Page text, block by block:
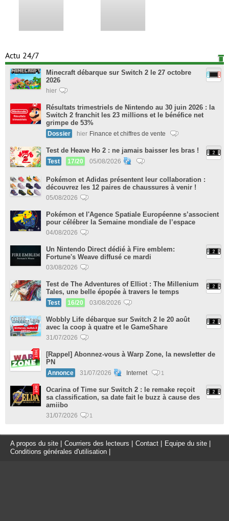
Actu 24/7
Minecraft débarque sur Switch 2 le 27 octobre
2026
hier
Résultats trimestriels de Nintendo au 30 juin 2026 : la
Switch 2 franchit les 23 millions et le bénéfice net
grimpe de 53%
Dossier hier Finance et chiffres de vente
Test de Heave Ho 2 : ne jamais baisser les bras !
Test 17/20 05/08/2026
Pokémon et Adidas présentent leur collaboration :
découvrez les 12 paires de chaussures à venir !
05/08/2026
Pokémon et l'Agence Spatiale Européenne s’associent
pour célébrer la Semaine mondiale de l’espace
04/08/2026
Un Nintendo Direct dédié à Fire emblem:
Fortune's Weave diffusé ce mardi
03/08/2026
Test de The Adventures of Elliot : The Millenium
Tales, une belle épopée à travers le temps
Test 16/20 03/08/2026
Wobbly Life débarque sur Switch 2 le 20 août
avec la coop à quatre et le GameShare
31/07/2026
[Rappel] Abonnez-vous à Warp Zone, la newsletter de
PN
Annonce 31/07/2026 Internet 1
Ocarina of Time sur Switch 2 : le remake reçoit
sa classification, sa date fait le buzz à cause des
amiibo
31/07/2026 1
A propos du site Courriers des lecteurs Contact Equipe du site
Conditions générales d'utilisation